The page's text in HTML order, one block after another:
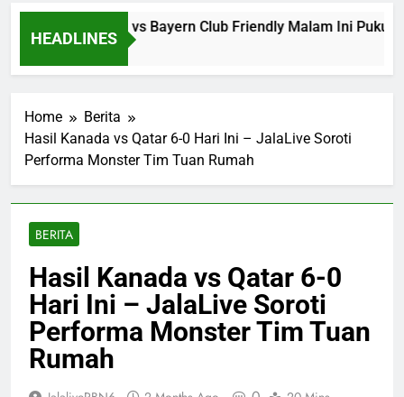
HEADLINES
Aston Villa vs Bayern Club Friendly Malam Ini Pukul
Ago
Home
Berita
Hasil Kanada vs Qatar 6-0 Hari Ini – JalaLive Soroti
Performa Monster Tim Tuan Rumah
BERITA
Hasil Kanada vs Qatar 6-0
Hari Ini – JalaLive Soroti
Performa Monster Tim Tuan
Rumah